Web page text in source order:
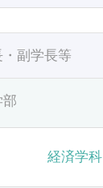
・副学長等
部
経済学科